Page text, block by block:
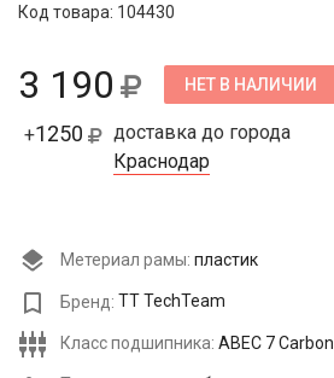
Код товара: 104430
3 190 НЕТ В НАЛИЧИИ
+1250
доставка до города
Краснодар
Метериал рамы: пластик
Бренд: TT TechTeam
Класс подшипника: ABEC 7 Carbon